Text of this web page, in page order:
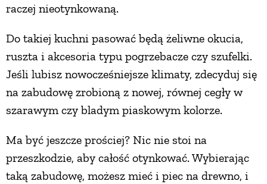
raczej nieotynkowaną.
Do takiej kuchni pasować będą żeliwne okucia,
ruszta i akcesoria typu pogrzebacze czy szufelki.
Jeśli lubisz nowocześniejsze klimaty, zdecyduj się
na zabudowę zrobioną z nowej, równej cegły w
szarawym czy bladym piaskowym kolorze.
Ma być jeszcze prościej? Nic nie stoi na
przeszkodzie, aby całość otynkować. Wybierając
taką zabudowę, możesz mieć i piec na drewno, i